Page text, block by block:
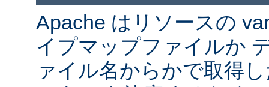
Apache はリソースの
イプマップファイルか
ァイル名からかで取得